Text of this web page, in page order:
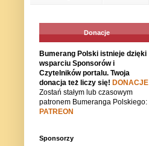
Donacje
Bumerang Polski istnieje dzięki
wsparciu Sponsorów i
Czytelników portalu. Twoja
donacja też liczy się! DONACJE
Zostań stałym lub czasowym
patronem Bumeranga Polskiego:
PATREON
Sponsorzy